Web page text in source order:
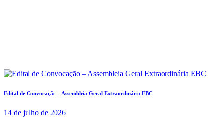
Edital de Convocação – Assembleia Geral Extraordinária EBC
14 de julho de 2026